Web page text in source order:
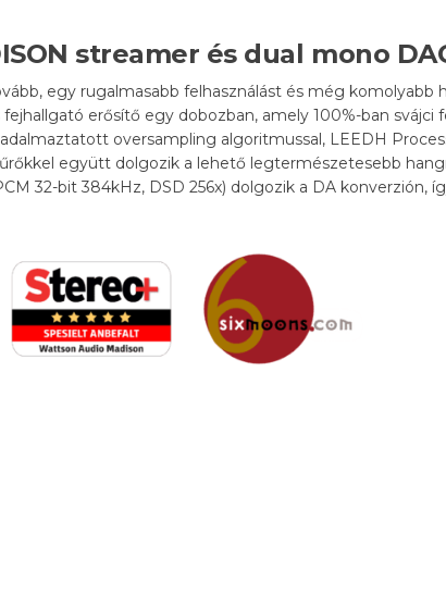
streamer és dual mono
egy rugalmasabb felhasználást és még komolyabb
erősítő egy dobozban, amely 100%-ban svájci
oversampling algoritmussal, LEEDH
együtt dolgozik a lehető legtermészetesebb
32-bit 384kHz, DSD 256x) dolgozik a DA konverzión,